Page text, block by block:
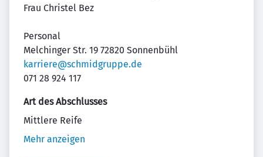
Frau Christel Bez
Personal
Melchinger Str. 19 72820 Sonnenbühl
karriere@schmidgruppe.de
071 28 924 117
Art des Abschlusses
Mittlere Reife
Mehr anzeigen